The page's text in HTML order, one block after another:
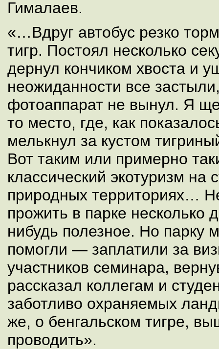
Гималаев.
«…Вдруг автобус резко
тигр. Постоял несколько
дернул кончиком хвоста и
неожиданности все
фотоаппарат не вынул. Я
то место, где, как
мелькнул за кустом
Вот таким или примерно
классический экотуризм на
природных территориях…
прожить в парке несколько
нибудь полезное. Но парку
помогли — заплатили за
участников семинара,
рассказал коллегам и
заботливо охраняемых
же, о бенгальском тигре,
проводить».